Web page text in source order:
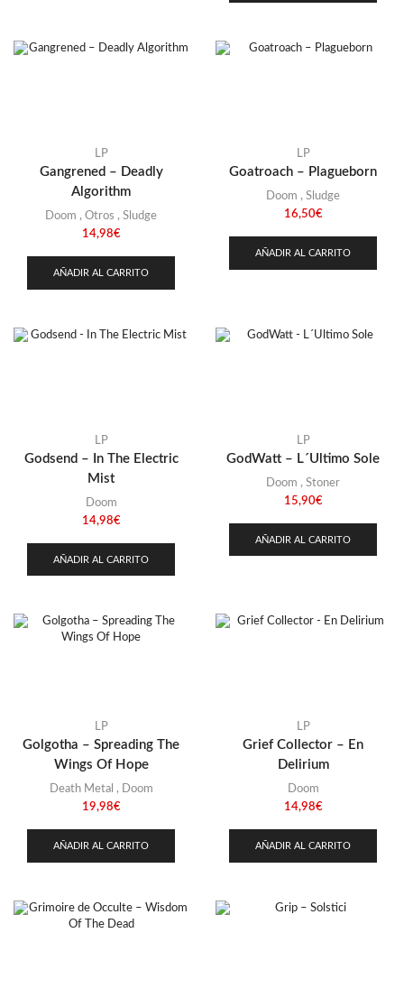
LP
Gangrened – Deadly
Algorithm
Doom , Otros , Sludge
14,98€
AÑADIR AL CARRITO
LP
Goatroach – Plagueborn
Doom , Sludge
16,50€
AÑADIR AL CARRITO
LP
Godsend – In The Electric
Mist
Doom
14,98€
AÑADIR AL CARRITO
LP
GodWatt – L´Ultimo Sole
Doom , Stoner
15,90€
AÑADIR AL CARRITO
LP
Golgotha – Spreading The
Wings Of Hope
Death Metal , Doom
19,98€
AÑADIR AL CARRITO
LP
Grief Collector – En
Delirium
Doom
14,98€
AÑADIR AL CARRITO